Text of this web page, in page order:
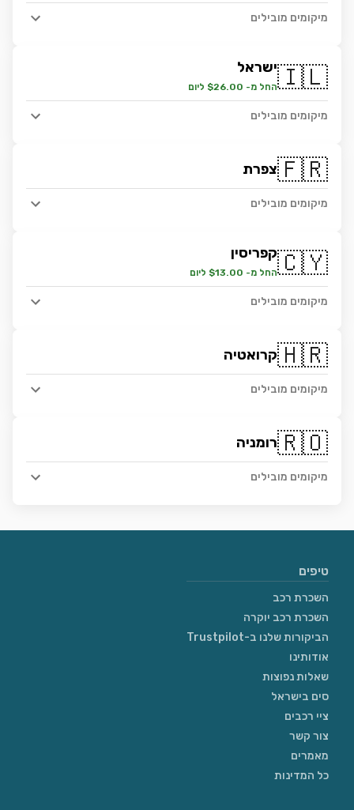
מיקומים מובילים
🇮🇱ישראל
החל מ- $26.00 ליום
מיקומים מובילים
🇫🇷צפרת
מיקומים מובילים
🇨🇾קפריסין
החל מ- $13.00 ליום
מיקומים מובילים
🇭🇷קרואטיה
מיקומים מובילים
🇷🇴רומניה
מיקומים מובילים
טיפים
השכרת רכב
השכרת רכב יוקרה
הביקורות שלנו ב-Trustpilot
אודותינו
שאלות נפוצות
סים בישראל
ציי רכבים
צור קשר
מאמרים
כל המדינות